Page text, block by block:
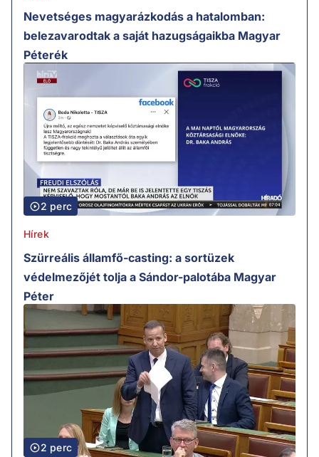
Nevetséges magyarázkodás a hatalomban:
belezavarodtak a saját hazugságaikba Magyar
Péterék
2 perc
Hírek
Szürreális államfő-casting: a sortüzek
védelmezőjét tolja a Sándor-palotába Magyar
Péter
2 perc